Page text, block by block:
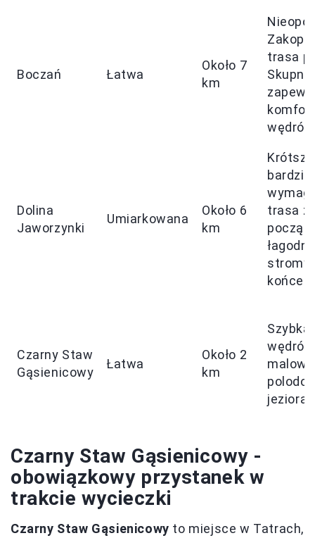
Boczań Łatwa
Około 7
km
trasa
Dolina
Jaworzynki
Umiarkowana
Około 6
km
bardziej
trasa z
Czarny Staw
Gąsienicowy
Łatwa
Około 2
km
Szybka
jeziora.
Czarny Staw Gąsienicowy -
obowiązkowy przystanek w
trakcie wycieczki
Czarny Staw Gąsienicowy to miejsce w Tatrach,